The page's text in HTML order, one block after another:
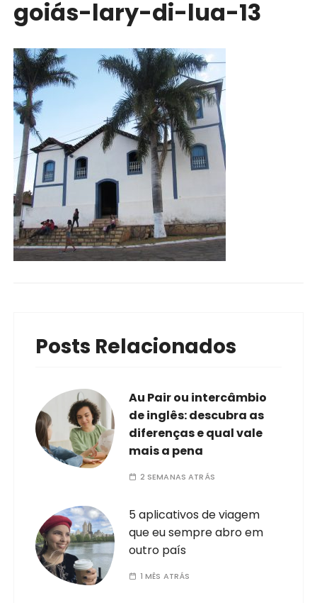
goiás-lary-di-lua-13
Posts Relacionados
Au Pair ou intercâmbio
de inglês: descubra as
diferenças e qual vale
mais a pena
2 SEMANAS ATRÁS
5 aplicativos de viagem
que eu sempre abro em
outro país
1 MÊS ATRÁS